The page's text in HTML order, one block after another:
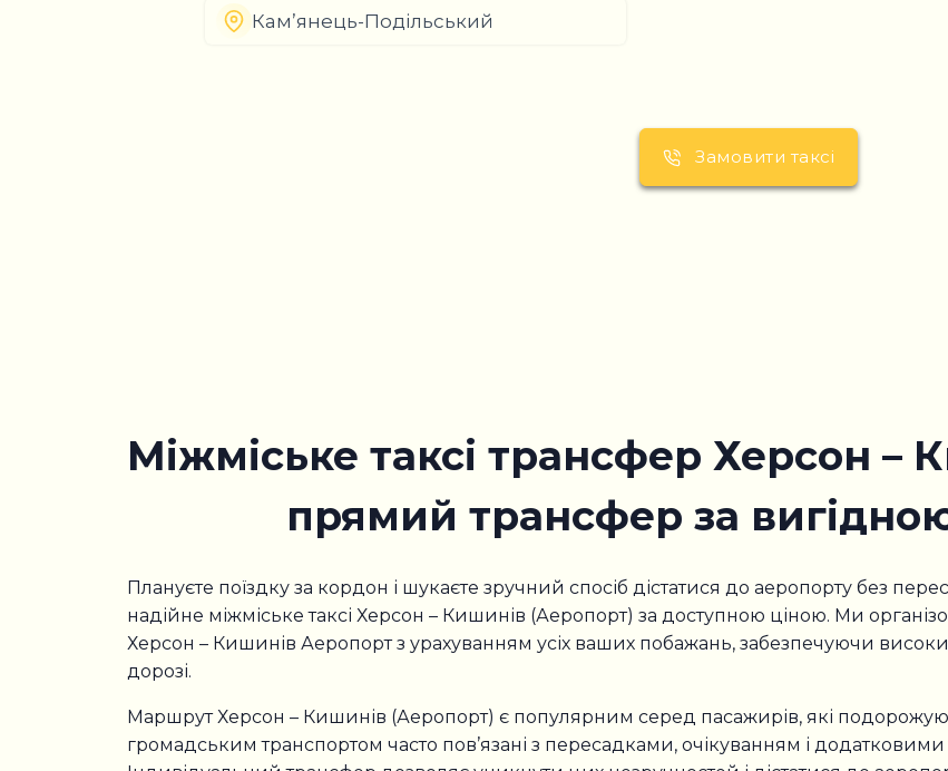
Кам’янець-Подільський
Замовити таксі
Міжміське таксі трансфер Херсон –
прямий трансфер за
Плануєте поїздку за кордон і шукаєте зручний спосіб дістатися до аеропорту без
надійне міжміське таксі Херсон – Кишинів (Аеропорт) за доступною ціною. Ми
Херсон – Кишинів Аеропорт з урахуванням усіх ваших побажань, забезпечуючи
дорозі.
Маршрут Херсон – Кишинів (Аеропорт) є популярним серед пасажирів, які
громадським транспортом часто пов’язані з пересадками, очікуванням і